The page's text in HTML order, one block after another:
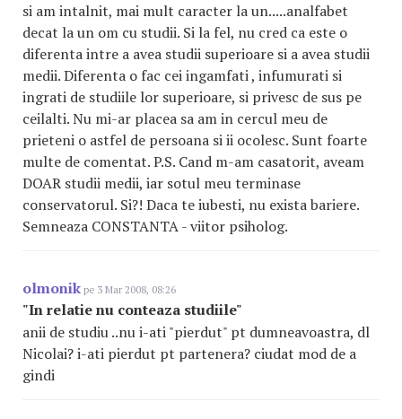
si am intalnit, mai mult caracter la un.....analfabet
decat la un om cu studii. Si la fel, nu cred ca este o
diferenta intre a avea studii superioare si a avea studii
medii. Diferenta o fac cei ingamfati , infumurati si
ingrati de studiile lor superioare, si privesc de sus pe
ceilalti. Nu mi-ar placea sa am in cercul meu de
prieteni o astfel de persoana si ii ocolesc. Sunt foarte
multe de comentat. P.S. Cand m-am casatorit, aveam
DOAR studii medii, iar sotul meu terminase
conservatorul. Si?! Daca te iubesti, nu exista bariere.
Semneaza CONSTANTA - viitor psiholog.
olmonik pe 3 Mar 2008, 08:26
"In relatie nu conteaza studiile"
anii de studiu ..nu i-ati "pierdut" pt dumneavoastra, dl
Nicolai? i-ati pierdut pt partenera? ciudat mod de a
gindi